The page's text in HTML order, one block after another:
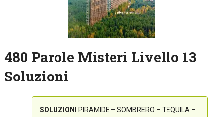
480 Parole Misteri Livello 13
Soluzioni
SOLUZIONI PIRAMIDE – SOMBRERO – TEQUILA –